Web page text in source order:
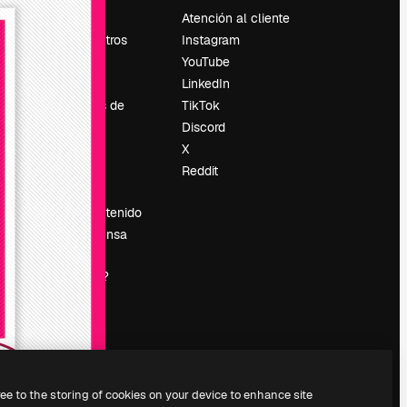
Precios
Sobre nosotros
Reviews
Empleo
Tendencias de
búsqueda
Blog
Eventos
Slidesgo
Vender contenido
Sala de prensa
¿Buscas
magnific.ai?
Atención al cliente
Instagram
YouTube
LinkedIn
TikTok
Discord
X
Reddit
to the storing of cookies on your device to enhance site